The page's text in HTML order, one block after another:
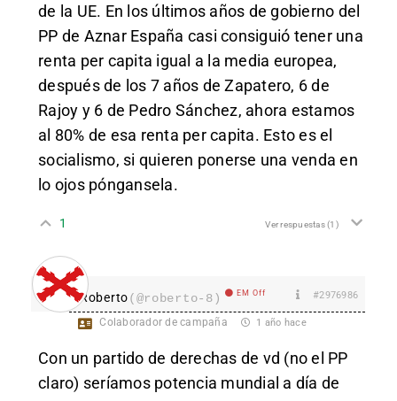
de la UE. En los últimos años de gobierno del
PP de Aznar España casi consiguió tener una
renta per capita igual a la media europea,
después de los 7 años de Zapatero, 6 de
Rajoy y 6 de Pedro Sánchez, ahora estamos
al 80% de esa renta per capita. Esto es el
socialismo, si quieren ponerse una venda en
lo ojos póngansela.
1 Ver respuestas(1)
Roberto(@roberto-8) EM Off #2976986
Colaborador de campaña 1 año hace
Con un partido de derechas de vd (no el PP
claro) seríamos potencia mundial a día de